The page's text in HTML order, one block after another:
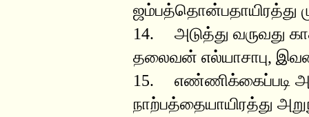
ஜம்பத்தொன்பதாயிரத்து
14. அடுத்து வருவது
தலைவன் எல்யாசாபு,
15. எண்ணிக்கைப்படி
நாற்பத்தையாயிரத்து